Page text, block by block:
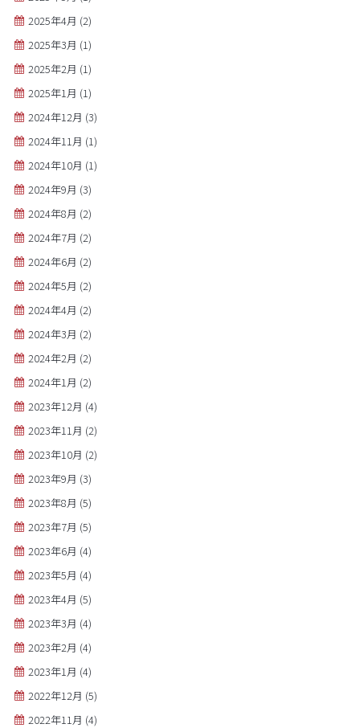
2025年4月 (2)
2025年3月 (1)
2025年2月 (1)
2025年1月 (1)
2024年12月 (3)
2024年11月 (1)
2024年10月 (1)
2024年9月 (3)
2024年8月 (2)
2024年7月 (2)
2024年6月 (2)
2024年5月 (2)
2024年4月 (2)
2024年3月 (2)
2024年2月 (2)
2024年1月 (2)
2023年12月 (4)
2023年11月 (2)
2023年10月 (2)
2023年9月 (3)
2023年8月 (5)
2023年7月 (5)
2023年6月 (4)
2023年5月 (4)
2023年4月 (5)
2023年3月 (4)
2023年2月 (4)
2023年1月 (4)
2022年12月 (5)
2022年11月 (4)